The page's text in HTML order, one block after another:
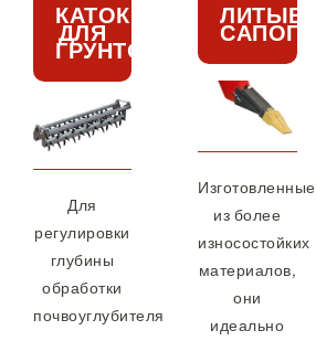
КАТОК
ДЛЯ
ГРУНТОЗАЦЕПОВ
Для
регулировки
глубины
обработки
почвоуглубителя
ЛИТЫЕ
САПОГИ
Изготовленные
из более
износостойких
материалов,
они
идеально